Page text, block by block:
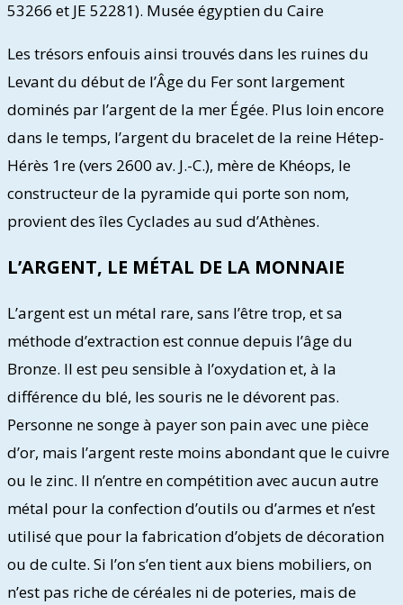
53266 et JE 52281). Musée égyptien du Caire
Les trésors enfouis ainsi trouvés dans les ruines du
Levant du début de l’Âge du Fer sont largement
dominés par l’argent de la mer Égée. Plus loin encore
dans le temps, l’argent du bracelet de la reine Hétep-
Hérès 1re (vers 2600 av. J.-C.), mère de Khéops, le
constructeur de la pyramide qui porte son nom,
provient des îles Cyclades au sud d’Athènes.
L’ARGENT, LE MÉTAL DE LA MONNAIE
L’argent est un métal rare, sans l’être trop, et sa
méthode d’extraction est connue depuis l’âge du
Bronze. Il est peu sensible à l’oxydation et, à la
différence du blé, les souris ne le dévorent pas.
Personne ne songe à payer son pain avec une pièce
d’or, mais l’argent reste moins abondant que le cuivre
ou le zinc. Il n’entre en compétition avec aucun autre
métal pour la confection d’outils ou d’armes et n’est
utilisé que pour la fabrication d’objets de décoration
ou de culte. Si l’on s’en tient aux biens mobiliers, on
n’est pas riche de céréales ni de poteries, mais de